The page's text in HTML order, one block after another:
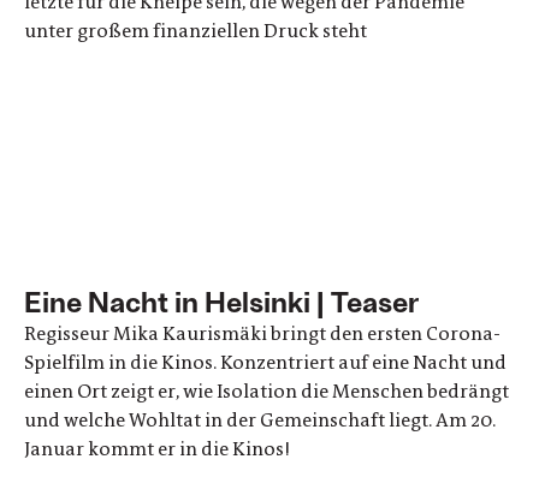
unter großem finanziellen Druck steht
Eine Nacht in Helsinki | Teaser
Regisseur Mika Kaurismäki bringt den ersten Corona-
Spielfilm in die Kinos. Konzentriert auf eine Nacht und
einen Ort zeigt er, wie Isolation die Menschen bedrängt
und welche Wohltat in der Gemeinschaft liegt. Am 20.
Januar kommt er in die Kinos!